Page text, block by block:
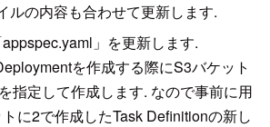
ルの内容も合わせて更新します.
」を更新します.
を作成する際にS3バケット
指定して作成します. なので事前に用
に2で作成したTask Definitionの新し